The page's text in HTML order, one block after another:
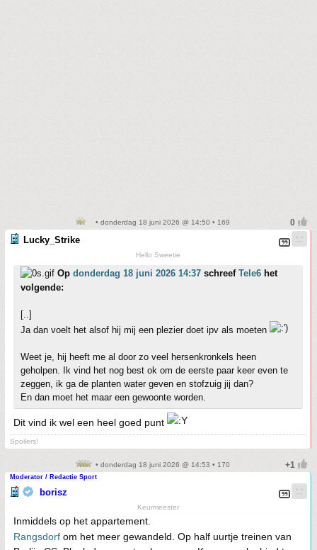
• donderdag 18 juni 2026 @ 14:50 • 169
Lucky_Strike
Hello Sweetie
Op donderdag 18 juni 2026 14:37 schreef Tele6 het
volgende:
[..]
Ja dan voelt het alsof hij mij een plezier doet ipv als moeten
Weet je, hij heeft me al door zo veel hersenkronkels heen
geholpen. Ik vind het nog best ok om de eerste paar keer even te
zeggen, ik ga de planten water geven en stofzuig jij dan?
En dan moet het maar een gewoonte worden.
Dit vind ik wel een heel goed punt
Spoilers!
• donderdag 18 juni 2026 @ 14:53 • 170
Moderator / Redactie Sport
borisz
Keurmeester
Inmiddels op het appartement.
Rangsdorf om het meer gewandeld. Op half uurtje treinen van